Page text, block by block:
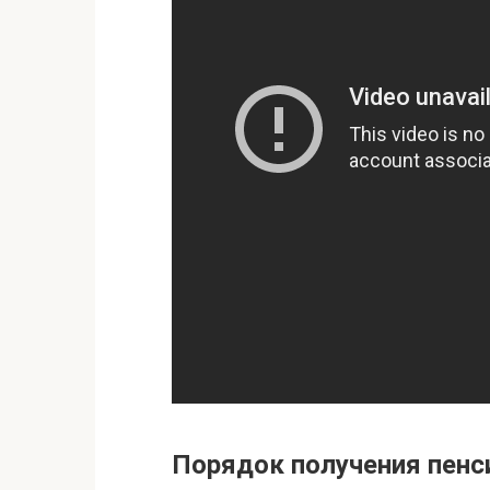
Порядок получения